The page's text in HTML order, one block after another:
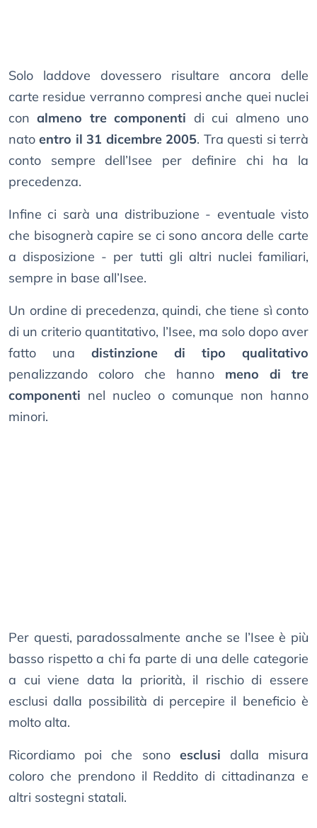
Solo laddove dovessero risultare ancora delle
carte residue verranno compresi anche quei nuclei
conalmeno tre componenti di cui almeno uno
natoentro il 31 dicembre 2005. Tra questi si terrà
conto sempre dell’Isee per definire chi ha la
precedenza.
Infine ci sarà una distribuzione - eventuale visto
che bisognerà capire se ci sono ancora delle carte
a disposizione - per tutti gli altri nuclei familiari,
sempre in base all’Isee.
Un ordine di precedenza, quindi, che tiene sì conto
di un criterio quantitativo, l’Isee, ma solo dopo aver
fatto una distinzione di tipo qualitativo
penalizzando coloro che hanno meno di tre
componenti nel nucleo o comunque non hanno
minori.
Per questi, paradossalmente anche se l’Isee è più
basso rispetto a chi fa parte di una delle categorie
a cui viene data la priorità, il rischio di essere
esclusi dalla possibilità di percepire il beneficio è
molto alta.
Ricordiamo poi che sono esclusi dalla misura
coloro che prendono il Reddito di cittadinanza e
altri sostegni statali.